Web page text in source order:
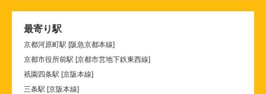
最寄り駅
京都河原町駅 [阪急京都本線]
京都市役所前駅 [京都市営地下鉄東西線]
祇園四条駅 [京阪本線]
三条駅 [京阪本線]